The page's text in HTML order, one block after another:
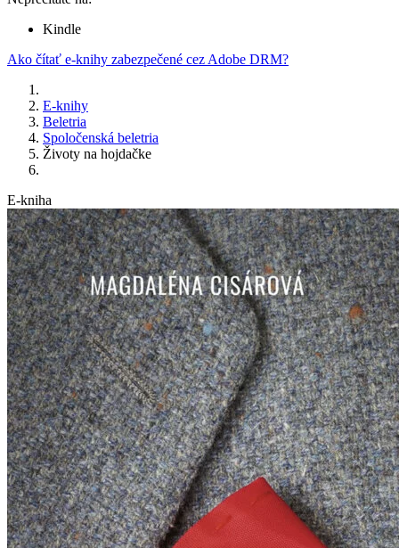
Kindle
Ako čítať e-knihy zabezpečené cez Adobe DRM?
E-knihy
Beletria
Spoločenská beletria
Životy na hojdačke
E-kniha